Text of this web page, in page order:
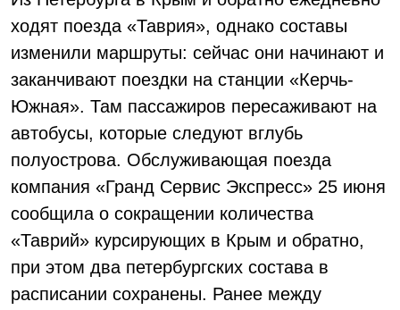
ходят поезда «Таврия», однако составы
изменили маршруты: сейчас они начинают и
заканчивают поездки на станции «Керчь-
Южная». Там пассажиров пересаживают на
автобусы, которые следуют вглубь
полуострова. Обслуживающая поезда
компания «Гранд Сервис Экспресс» 25 июня
сообщила о сокращении количества
«Таврий» курсирующих в Крым и обратно,
при этом два петербургских состава в
расписании сохранены. Ранее между